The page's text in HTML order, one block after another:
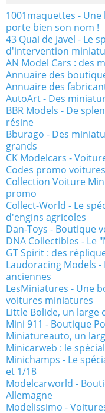
1001maquettes -
porte bien son nom !
43 Quai de Javel - Le
d'intervention
AN Model Cars : des
Annuaire des
Annuaire des
AutoArt - Des
BBR Models - De
résine
Bburago - Des
grands
CK Modelcars -
Codes promo
Collection Voiture
promo
Collect-World - Le
d'engins agricoles
Dan-Toys - Boutique
DNA Collectibles - Le
GT Spirit : des
Laudoracing Models
anciennes
LesMiniatures - Une
voitures miniatures
Little Bolide, un large
Mini 911 - Boutique
Miniatureauto, un
Minicarweb : le
Minichamps - Le
et 1/18
Modelcarworld -
Allemagne
Modelissimo -